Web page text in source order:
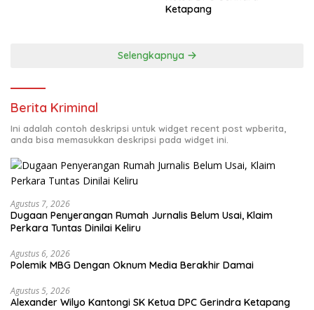
Ketapang
Selengkapnya
Berita Kriminal
Ini adalah contoh deskripsi untuk widget recent post wpberita,
anda bisa memasukkan deskripsi pada widget ini.
Agustus 7, 2026
Dugaan Penyerangan Rumah Jurnalis Belum Usai, Klaim
Perkara Tuntas Dinilai Keliru
Agustus 6, 2026
Polemik MBG Dengan Oknum Media Berakhir Damai
Agustus 5, 2026
Alexander Wilyo Kantongi SK Ketua DPC Gerindra Ketapang